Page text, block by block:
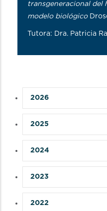
transgeneracional del
modelo biológico
Tutora: Dra. Patricia
2026
2025
2024
2023
2022